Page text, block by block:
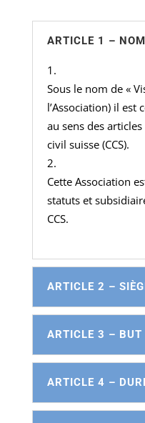
ARTICLE 1 – NOM
Sous le nom de «
l’Association) il est
au sens des
civil suisse (CCS).
Cette Association
statuts et
CCS.
ARTICLE 2 –
ARTICLE 3 – BUT
ARTICLE 4 –